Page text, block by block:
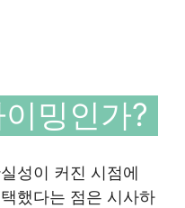
밍인가?
성이 커진 시점에
했다는 점은 시사하